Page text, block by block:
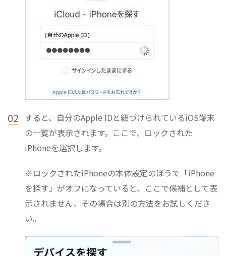
02 すると、自分のApple IDと紐づけられているiOS端末
の一覧が表示されます。ここで、ロックされた
iPhoneを選択します。
※ロックされたiPhoneの本体設定のほうで「iPhone
を探す」がオフになっていると、ここで候補として表
示されません。その場合は別の方法をお試しくださ
い。